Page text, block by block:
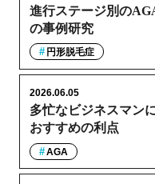
進行ステージ別の
の事例研究
円形脱毛症
多忙なビジネスマン
おすすめの利点
2026.06.05
AGA